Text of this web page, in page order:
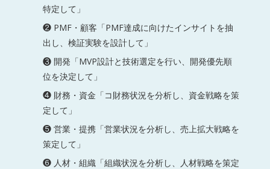
特定して」
❷ PMF・顧客「PMF達成に向けたインサイトを抽
出し、検証実験を設計して」
❸ 開発「MVP設計と技術選定を行い、開発優先順
位を決定して」
❹ 財務・資金「コ財務状況を分析し、資金戦略を策
定して」
❺ 営業・提携「営業状況を分析し、売上拡大戦略を
策定して」
❻ 人材・組織「組織状況を分析し、人材戦略を策定